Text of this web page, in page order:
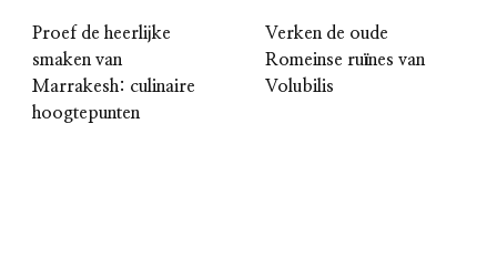
Proef de heerlijke
smaken van
Marrakesh: culinaire
hoogtepunten
Verken de oude
Romeinse ruïnes van
Volubilis